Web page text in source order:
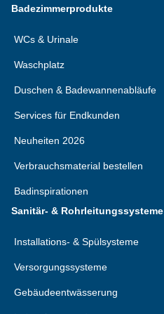
Badezimmerprodukte
WCs & Urinale
Waschplatz
Duschen & Badewannenabläufe
Services für Endkunden
Neuheiten 2026
Verbrauchsmaterial bestellen
Badinspirationen
Sanitär- & Rohrleitungssysteme
Installations- & Spülsysteme
Versorgungssysteme
Gebäudeentwässerung